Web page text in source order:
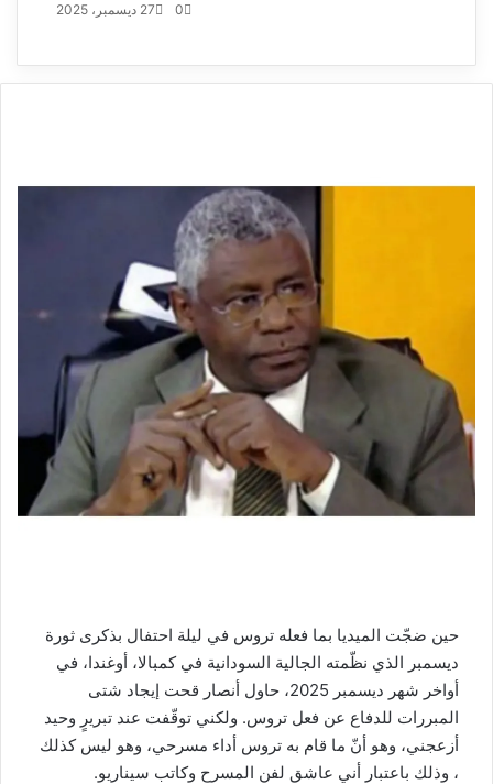
27 ديسمبر، 2025 0
حين ضجّت الميديا بما فعله تروس في ليلة احتفال بذكرى ثورة
ديسمبر الذي نظّمته الجالية السودانية في كمبالا، أوغندا، في
أواخر شهر ديسمبر 2025، حاول أنصار قحت إيجاد شتى
المبررات للدفاع عن فعل تروس. ولكني توقّفت عند تبريرٍ وحيد
أزعجني، وهو أنّ ما قام به تروس أداء مسرحي، وهو ليس كذلك
، وذلك باعتبار أني عاشق لفن المسرح وكاتب سيناريو.